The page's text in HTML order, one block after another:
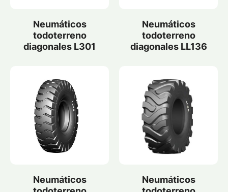
Neumáticos
todoterreno
diagonales L301
Neumáticos
todoterreno
diagonales LL136
Neumáticos
Neumáticos